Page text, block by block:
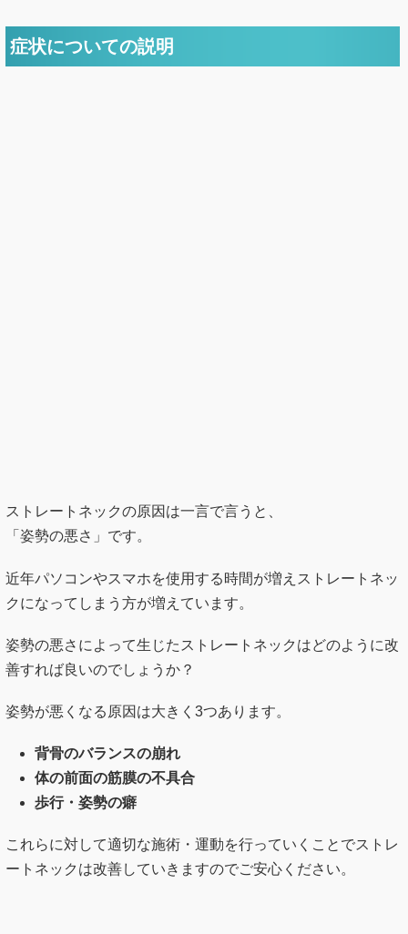
症状についての説明
ストレートネックの原因は一言で言うと、
「姿勢の悪さ」です。
近年パソコンやスマホを使用する時間が増えストレートネッ
クになってしまう方が増えています。
姿勢の悪さによって生じたストレートネックはどのように改
善すれば良いのでしょうか？
姿勢が悪くなる原因は大きく3つあります。
背骨のバランスの崩れ
体の前面の筋膜の不具合
歩行・姿勢の癖
これらに対して適切な施術・運動を行っていくことでストレ
ートネックは改善していきますのでご安心ください。